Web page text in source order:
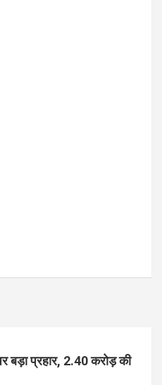
बड़ा प्रहार, 2.40 करोड़ की